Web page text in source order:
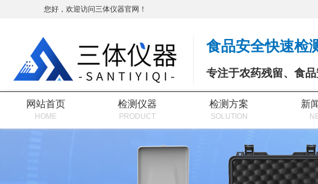
您好，欢迎访问三体仪器官网！
食品安全快速检
专注于农药残留、食
网站首页
HOME
检测仪器
PRODUCT
检测方案
SOLUTION
新